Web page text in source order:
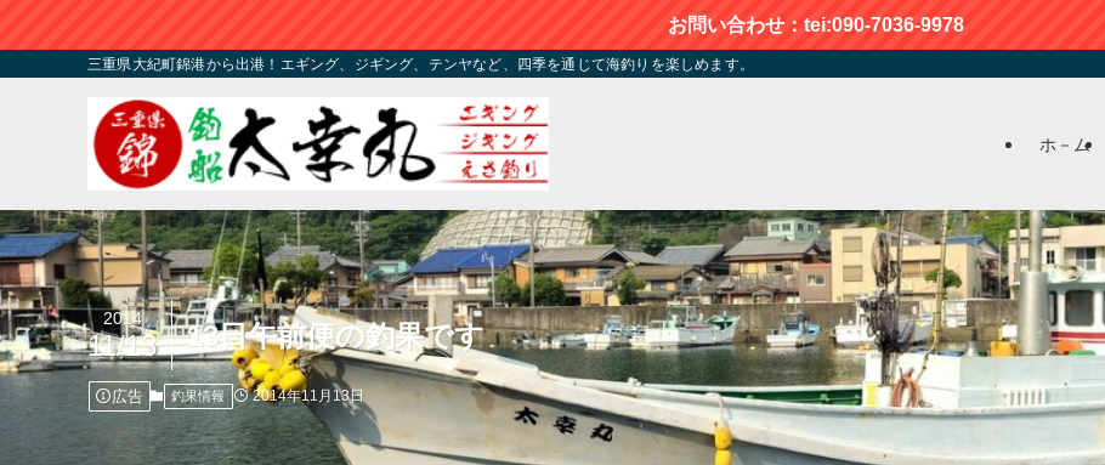
お問い合わせ：tei:090-7036-9978
三重県大紀町錦港から出港！エギング、ジギング、テンヤなど、四季を通じて海釣りを楽しめます。
ホ－ム
13日午前便の釣果です
2014
11/13
広告 釣果情報 2014年11月13日